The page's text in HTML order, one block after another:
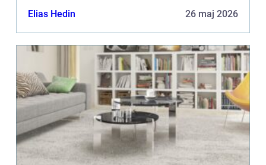
Elias Hedin 26 maj 2026